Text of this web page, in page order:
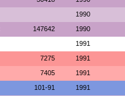
1990
147642 1990
1991
7275 1991
7405 1991
101-91 1991